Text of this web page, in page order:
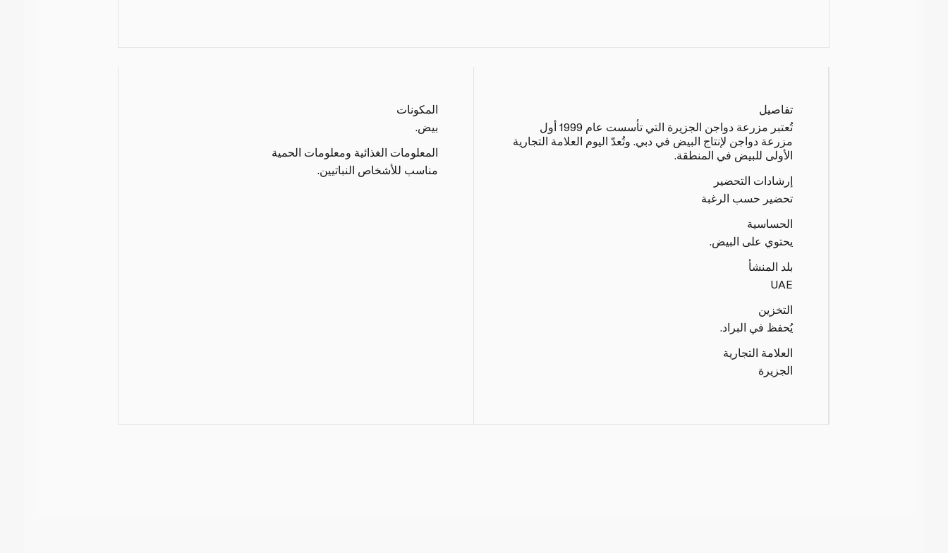
تفاصيل
تُعتبر مزرعة دواجن الجزيرة التي تأسست عام 1999 أول
مزرعة دواجن لإنتاج البيض في دبي. وتُعدّ اليوم العلامة التجارية
الأولى للبيض في المنطقة.
إرشادات التحضير
تحضير حسب الرغبة
الحساسية
يحتوي على البيض.
بلد المنشأ
UAE
التخزين
يُحفظ في البراد.
العلامة التجارية
الجزيرة
المكونات
بيض.
المعلومات الغذائية ومعلومات الحمية
مناسب للأشخاص النباتيين.